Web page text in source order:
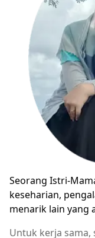
Seorang Istri-
keseharian,
menarik lain yang
Untuk kerja sama,